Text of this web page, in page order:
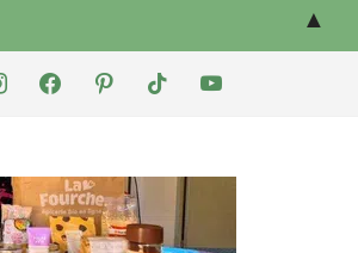
facebookpinteresttiktok youtube
▲